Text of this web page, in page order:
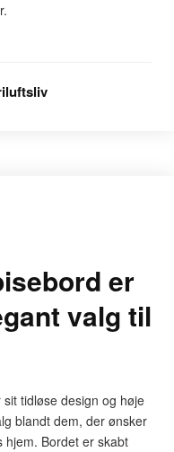
er
valg til
tidløse design og høje
blandt dem, der ønsker
Bordet er skabt